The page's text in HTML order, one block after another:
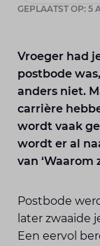
GEPLAATST OP: 5
Vroeger had
postbode
anders niet.
carrière
wordt vaak
wordt er al
van ‘Waarom
Postbode
later zwaaide
Een eervol